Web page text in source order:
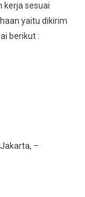
kerja sesuai
yaitu dikirim
berikut :
–